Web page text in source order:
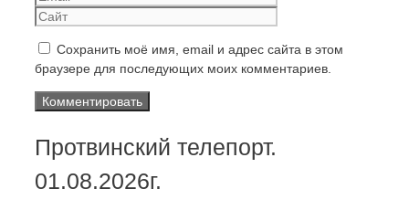
Сохранить моё имя, email и адрес сайта в этом
браузере для последующих моих комментариев.
Протвинский телепорт.
01.08.2026г.